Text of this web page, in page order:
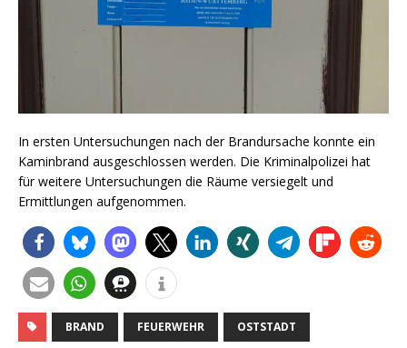
In ersten Untersuchungen nach der Brandursache konnte ein
Kaminbrand ausgeschlossen werden. Die Kriminalpolizei hat
für weitere Untersuchungen die Räume versiegelt und
Ermittlungen aufgenommen.
BRAND FEUERWEHR OSTSTADT